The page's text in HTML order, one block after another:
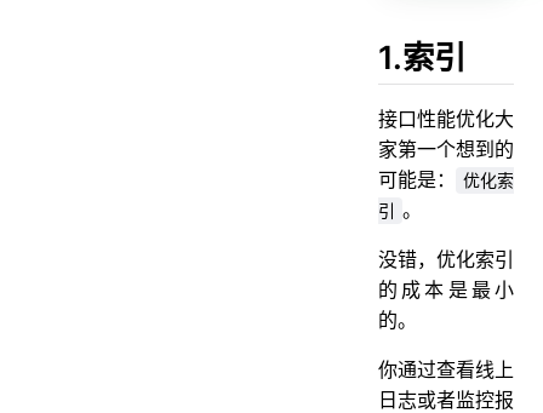
1.索引
接口性能优化大
家第一个想到的
可能是：
优化索
引 。
没错，优化索引
的成本是最小
的。
你通过查看线上
日志或者监控报